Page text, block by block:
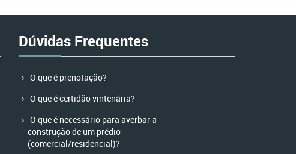
Dúvidas Frequentes
O que é prenotação?
O que é certidão vintenária?
O que é necessário para averbar a
construção de um prédio
(comercial/residencial)?